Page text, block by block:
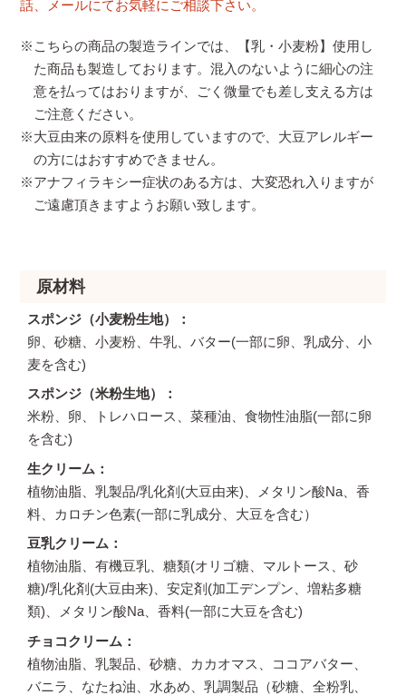
話、メールにてお気軽にご相談下さい。
※こちらの商品の製造ラインでは、【乳・小麦粉】使用し
た商品も製造しております。混入のないように細心の注
意を払ってはおりますが、ごく微量でも差し支える方は
ご注意ください。
※大豆由来の原料を使用していますので、大豆アレルギー
の方にはおすすめできません。
※アナフィラキシー症状のある方は、大変恐れ入りますが
ご遠慮頂きますようお願い致します。
原材料
スポンジ（小麦粉生地）
卵、砂糖、小麦粉、牛乳、バター(一部に卵、乳成分、小
麦を含む)
スポンジ（米粉生地）
米粉、卵、トレハロース、菜種油、食物性油脂(一部に卵
を含む)
生クリーム
植物油脂、乳製品/乳化剤(大豆由来)、メタリン酸Na、香
料、カロチン色素(一部に乳成分、大豆を含む）
豆乳クリーム
植物油脂、有機豆乳、糖類(オリゴ糖、マルトース、砂
糖)/乳化剤(大豆由来)、安定剤(加工デンプン、増粘多糖
類)、メタリン酸Na、香料(一部に大豆を含む)
チョコクリーム
植物油脂、乳製品、砂糖、カカオマス、ココアバター、
バニラ、なたね油、水あめ、乳調製品（砂糖、全粉乳、